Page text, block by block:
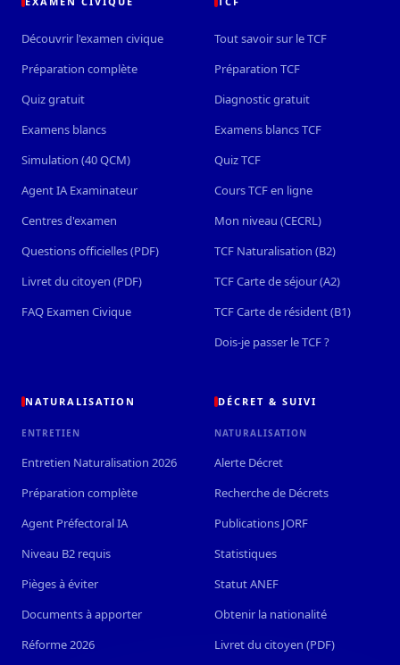
Découvrir l'examen civique
Préparation complète
Quiz gratuit
Examens blancs
Simulation (40 QCM)
Agent IA Examinateur
Centres d'examen
Questions officielles (PDF)
Livret du citoyen (PDF)
FAQ Examen Civique
Tout savoir sur le TCF
Préparation TCF
Diagnostic gratuit
Examens blancs TCF
Quiz TCF
Cours TCF en ligne
Mon niveau (CECRL)
TCF Naturalisation (B2)
TCF Carte de séjour (A2)
TCF Carte de résident (B1)
Dois-je passer le TCF ?
NATURALISATION
ENTRETIEN
Entretien Naturalisation 2026
Préparation complète
Agent Préfectoral IA
Niveau B2 requis
Pièges à éviter
Documents à apporter
Réforme 2026
DÉCRET & SUIVI
NATURALISATION
Alerte Décret
Recherche de Décrets
Publications JORF
Statistiques
Statut ANEF
Obtenir la nationalité
Livret du citoyen (PDF)